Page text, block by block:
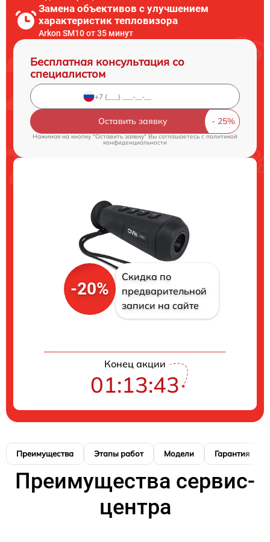
Замена объективов с улучшением
характеристик тепловизора
Arkon SM10 от 35 минут
Бесплатная консультация со
специалистом
Оставить заявку
Нажимая на кнопку "Оставить заявку" Вы соглашаетесь c политикой
конфиденциальности
-20%
Скидка по
предварительной
записи на сайте
Конец акции
01:13:42
Преимущества Этапы работ Модели Гарантия
Преимущества сервис-
центра